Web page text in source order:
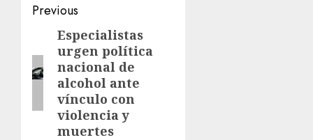
Previous
Especialistas
urgen política
nacional de
alcohol ante
vínculo con
violencia y
muertes